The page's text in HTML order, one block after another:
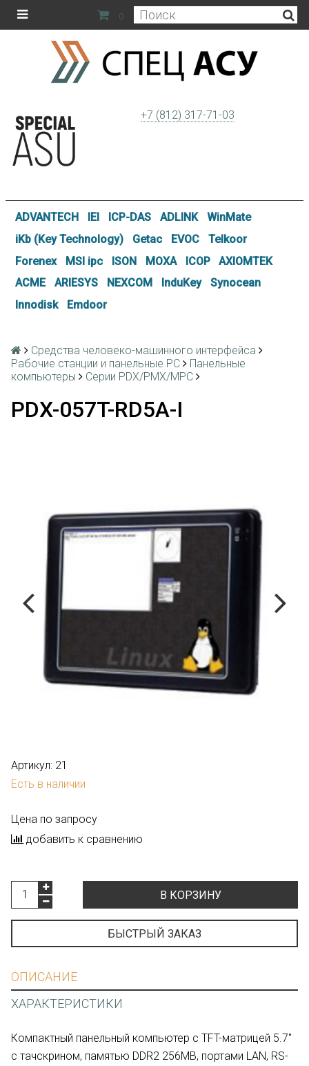
0
+7 (812) 317-71-03
ADVANTECH IEI ICP-DAS ADLINK
WinMate
iKb (Key Technology)
Getac EVOC
Telkoor
Forenex
MSI ipc ISON MOXA ICOP
AXIOMTEK
ACME
ARIESYS NEXCOM InduKey
Synocean
Innodisk
Emdoor
Средства человеко-машинного интерфейса
Рабочие станции и панельные РС
Панельные
компьютеры
Серии PDX/PMX/MPC
PDX-057T-RD5A-I
Артикул: 21
Есть в наличии
Цена по запросу
добавить к сравнению
В КОРЗИНУ
БЫСТРЫЙ ЗАКАЗ
ОПИСАНИЕ
ХАРАКТЕРИСТИКИ
Компактный панельный компьютер с TFT-матрицей 5.7"
с тачскрином, памятью DDR2 256MB, портами LAN, RS-